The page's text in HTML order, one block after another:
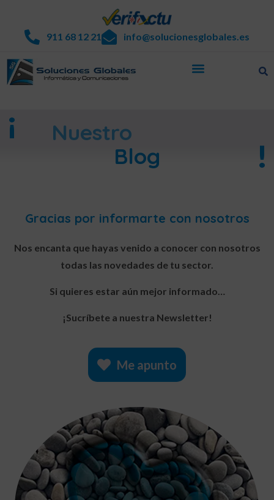
911 68 12 21 info@solucionesglobales.es
¡
Nuestro
Blog
!
Gracias por informarte con nosotros
Nos encanta que hayas venido a conocer con nosotros
todas las novedades de tu sector.
Si quieres estar aún mejor informado…
¡Sucríbete a nuestra Newsletter!
Me apunto